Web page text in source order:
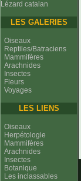
Lézard catalan
LES GALERIES
Oiseaux
Reptiles/Batraciens
Mammifères
Arachnides
Insectes
Fleurs
Voyages
LES LIENS
Oiseaux
Herpétologie
Mammifères
Arachnides
Insectes
Botanique
Les inclassables